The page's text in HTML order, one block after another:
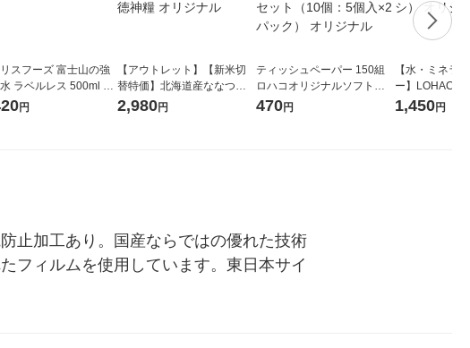
スフーズ 富士山の強
ラベルレス 500ml 1
本入）
円
【アウトレット】【新米切
替特価】北海道産ななつぼ
し 無洗米 5kg 1袋 令和7年産
米 木徳神糧 オリジナル
2,980円
ティッシュペーパー 150組
ロハコオリジナルソフトパ
ックティッシュ フィオナ オ
470円
【水・ミネラ
ー】LOHACO
1箱（20本入
（イチオシ）
1,450円
止加工あり。国産ならではの優れた技術
フィルムを使用しています。東日本サイ